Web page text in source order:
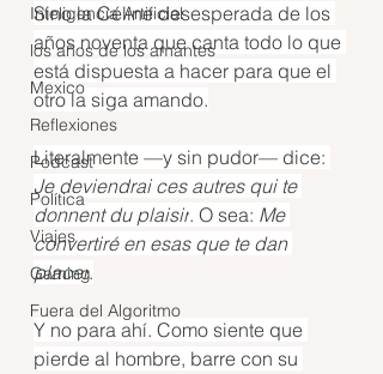
Inteligencia Artificial
los años de los amantes
Mexico
Reflexiones
Podcast
Política
Viajes
Gaming
Fuera del Algoritmo
Sino la Céline desesperada de los
años noventa que canta todo lo que
está dispuesta a hacer para que el
otro la siga amando.
Literalmente —y sin pudor— dice:
Je deviendrai ces autres qui te
donnent du plaisir. O sea: Me
convertiré en esas que te dan
placer.
Y no para ahí. Como siente que
pierde al hombre, barre con su